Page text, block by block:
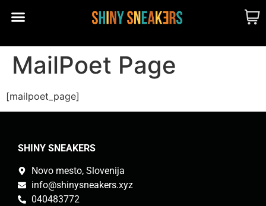
MailPoet Page
[mailpoet_page]
SHINY SNEAKERS
Novo mesto, Slovenija
info@shinysneakers.xyz
040483772